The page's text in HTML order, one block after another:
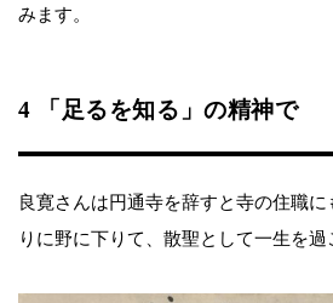
みます。
4 「足るを知る」の精神で
良寛さんは円通寺を辞すと寺の住職に
りに野に下りて、散聖として一生を過